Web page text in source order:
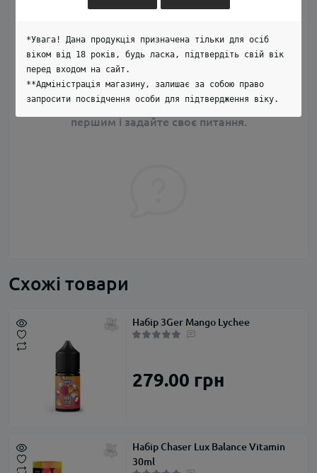
Додайте питання, і ми відповімо найближчим часом.
+ Додати питання
Немає питань про даний товар, станьте
першим і задайте своє питання.
Схожі товари
Набір 3Ger Mango Lychee
279.00 грн
Набір Chaser Lux Balance Vitamin
30ml
*Увага! Дана продукція призначена тільки для осіб
віком від 18 років, будь ласка, підтвердіть свій вік
перед входом на сайт.
**Адміністрація магазину, залишає за собою право
запросити посвідчення особи для підтвердження віку.